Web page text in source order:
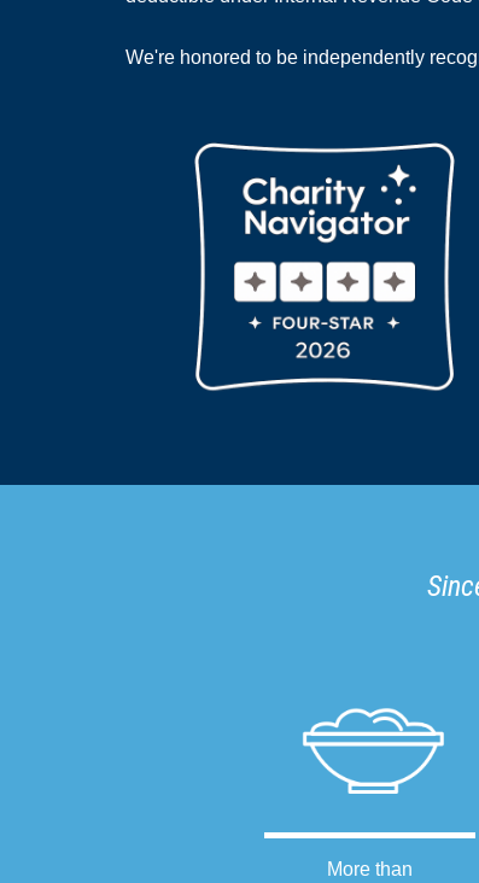
We're honored to be independently
More than